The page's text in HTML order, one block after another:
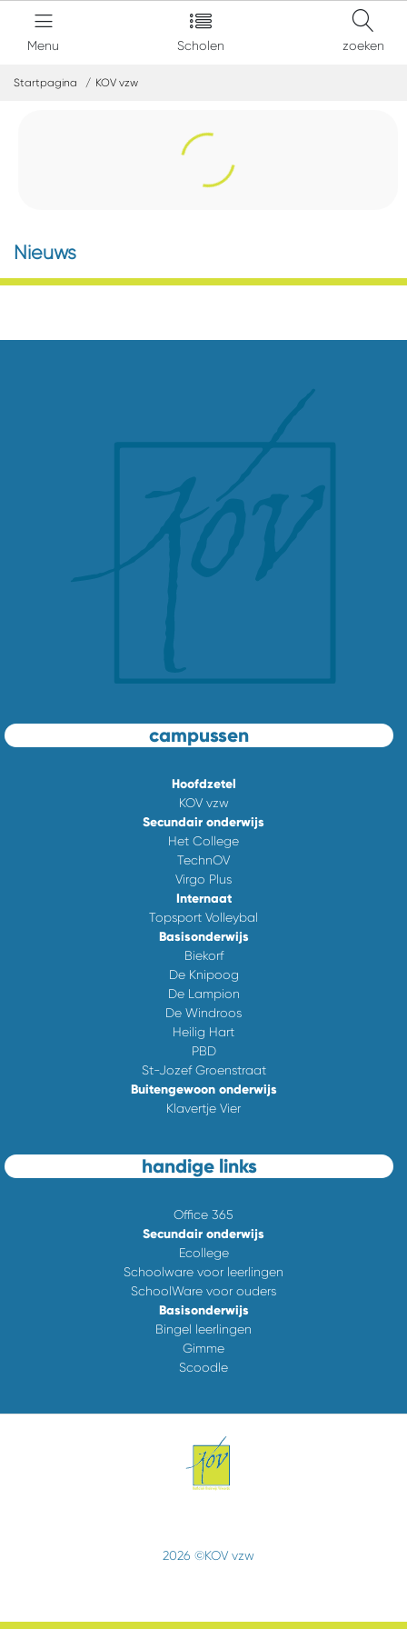
Menu Scholen zoeken
Startpagina KOV vzw
Nieuws
campussen
Hoofdzetel
KOV vzw
Secundair onderwijs
Het College
TechnOV
Virgo Plus
Internaat
Topsport Volleybal
Basisonderwijs
Biekorf
De Knipoog
De Lampion
De Windroos
Heilig Hart
PBD
St-Jozef Groenstraat
Buitengewoon onderwijs
Klavertje Vier
handige links
Office 365
Secundair onderwijs
Ecollege
Schoolware voor leerlingen
SchoolWare voor ouders
Basisonderwijs
Bingel leerlingen
Gimme
Scoodle
2026 ©KOV vzw